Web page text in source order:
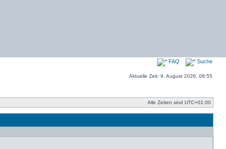
FAQ Suche
Aktuelle Zeit: 9. August 2026, 08:55
Alle Zeiten sind UTC+01:00